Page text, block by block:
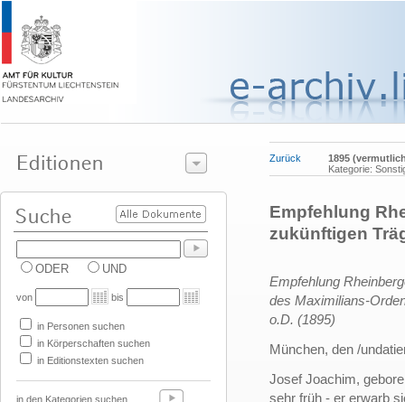
ODER UND
von bis
in Personen suchen
in Körperschaften suchen
in Editionstexten suchen
in den Kategorien suchen
Zurück
1895
Kategorie:
Empfehlung
zukünftigen
Empfehlung
des Maximilians-
o.D. (1895)
München, den /
Josef Joachim,
sehr früh - er erwarb